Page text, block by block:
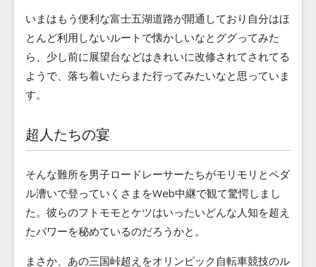
いまはもう便利な富士五湖道路が開通しており自分はほ
とんど利用しないルートで懐かしいなとググってみた
ら、少し前に展望台などはきれいに改修されてされてる
ようで、落ち着いたらまた行ってみたいなと思っていま
す。
超人たちの宴
そんな難所を男子ロードレーサーたちがモリモリとペダ
ル漕いで登っていくさまをWeb中継で観て驚愕しまし
た。彼らのフトモモとケツはいったいどんな人知を超え
たパワーを秘めているのだろうかと。
まさか、あの三国峠超えをオリンピック自転車競技のル